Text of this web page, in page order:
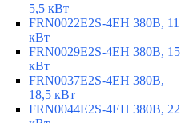
5,5 кВт
FRN0022E2S-4EH 380В, 11
кВт
FRN0029E2S-4EH 380В, 15
кВт
FRN0037E2S-4EH 380В,
18,5 кВт
FRN0044E2S-4EH 380В, 22